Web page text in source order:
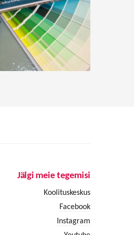
Jälgi meie tegemisi
Koolituskeskus
Facebook
Instagram